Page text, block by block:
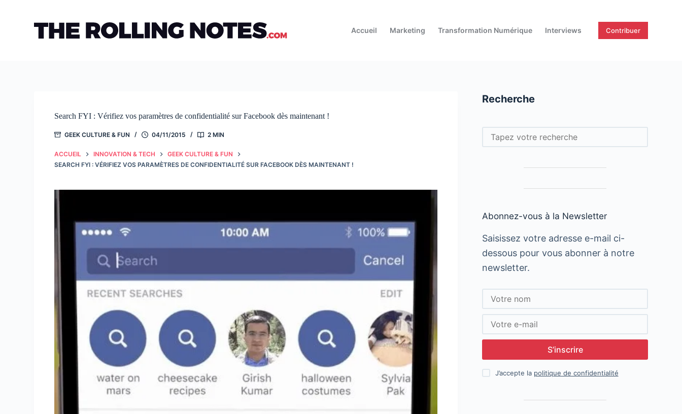
Accueil
Marketing Transformation Numérique Interviews Contribuer
Search FYI : Vérifiez vos paramètres de confidentialité sur Facebook dès maintenant !
GEEK CULTURE & FUN 04/11/2015 2 MIN
ACCUEIL INNOVATION & TECH
GEEK CULTURE & FUN
SEARCH FYI : VÉRIFIEZ VOS PARAMÈTRES DE CONFIDENTIALITÉ SUR FACEBOOK DÈS MAINTENANT !
Recherche
Rechercher
Abonnez-vous à la Newsletter
Saisissez votre adresse e-mail ci-
dessous pour vous abonner à notre
newsletter.
S’inscrire
J’accepte la politique de confidentialité